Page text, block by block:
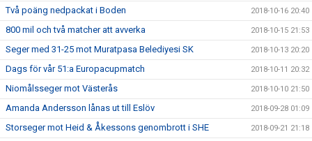
Två poäng nedpackat i Boden 2018-10-16 20:40
800 mil och två matcher att avverka 2018-10-15 21:53
Seger med 31-25 mot Muratpasa Belediyesi SK 2018-10-13 20:20
Dags för vår 51:a Europacupmatch 2018-10-11 20:32
Niomålsseger mot Västerås 2018-10-10 21:50
Amanda Andersson lånas ut till Eslöv 2018-09-28 01:09
Storseger mot Heid & Åkessons genombrott i SHE 2018-09-21 21:18